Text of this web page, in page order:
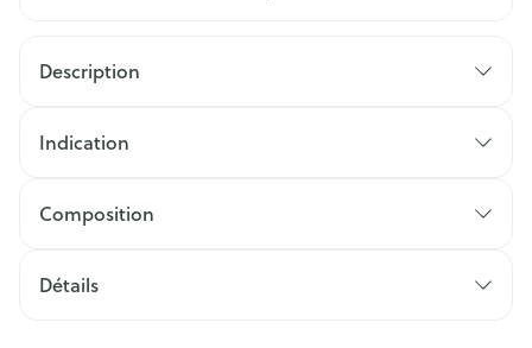
Description
Indication
Composition
Détails